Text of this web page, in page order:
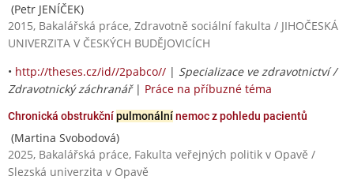
(Petr JENÍČEK)
2015, Bakalářská práce, Zdravotně sociální fakulta / JIHOČESKÁ
UNIVERZITA V ČESKÝCH BUDĚJOVICÍCH
• http://theses.cz/id//2pabco// | Specializace ve zdravotnictví /
Zdravotnický záchranář| Práce na příbuzné téma
Chronická obstrukčnípulmonálnínemoc z pohledu pacientů
(Martina Svobodová)
2025, Bakalářská práce, Fakulta veřejných politik v Opavě /
Slezská univerzita v Opavě